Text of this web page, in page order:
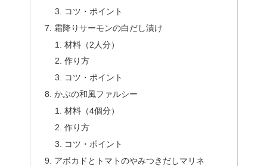
コツ・ポイント
霜降りサーモンの白だし漬け
材料（2人分）
作り方
コツ・ポイント
かぶの和風ファルシー
材料（4個分）
作り方
コツ・ポイント
アボカドとトマトのやみつきだしマリネ